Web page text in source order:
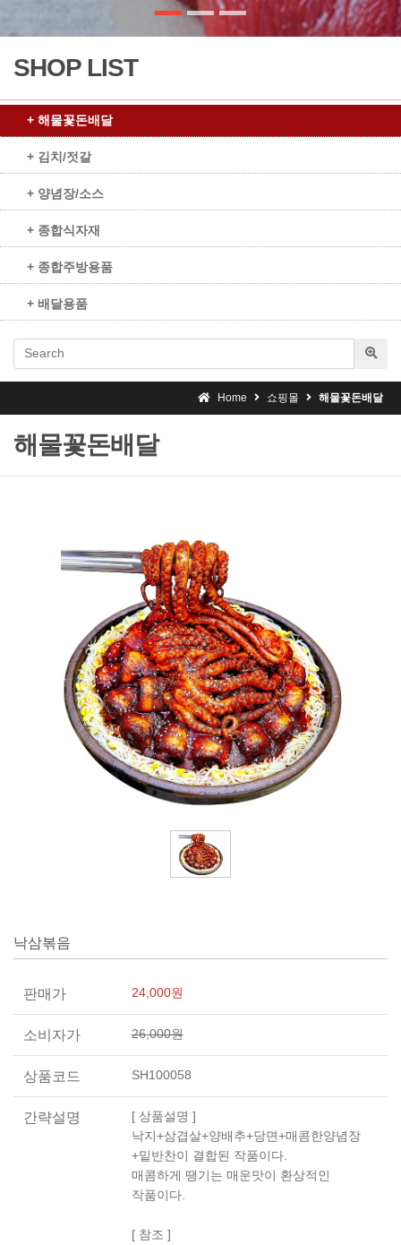
SHOP LIST
+ 해물꽃돈배달
+ 김치/젓갈
+ 양념장/소스
+ 종합식자재
+ 종합주방용품
+ 배달용품
Home 쇼핑몰 해물꽃돈배달
해물꽃돈배달
낙삼볶음
판매가 24,000원
소비자가 26,000원
상품코드 SH100058
간략설명
[ 상품설명 ]
낙지+삼겹살+양배추+당면+매콤한양념장
+밑반찬이 결합된 작품이다.
매콤하게 땡기는 매운맛이 환상적인
작품이다.
[ 참조 ]